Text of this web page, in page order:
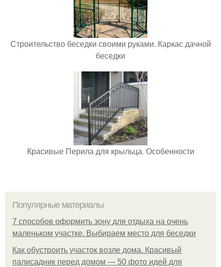
Строительство беседки своими руками. Каркас дачной
беседки
Красивые Перила для крыльца. Особенности
Популярные материалы
7 способов оформить зону для отдыха на очень
маленьком участке. Выбираем место для беседки
Как обустроить участок возле дома. Красивый
палисадник перед домом — 50 фото идей для